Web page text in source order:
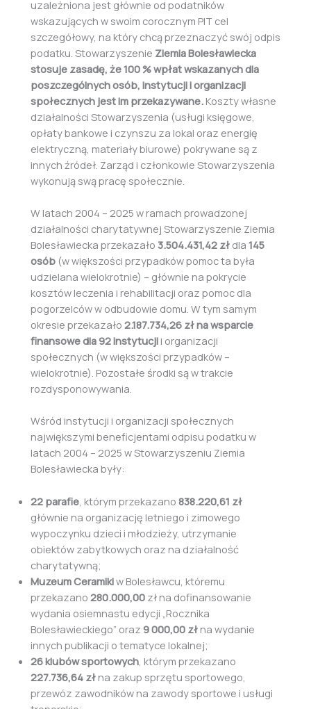
uzależniona jest głównie od podatników
wskazujących w swoim corocznym PIT cel
szczegółowy, na który chcą przeznaczyć swój odpis
podatku. Stowarzyszenie Ziemia Bolesławiecka
stosuje zasadę, że 100 % wpłat wskazanych dla
poszczególnych osób, instytucji i organizacji
społecznych jest im przekazywane. Koszty własne
działalności Stowarzyszenia (usługi księgowe,
opłaty bankowe i czynszu za lokal oraz energię
elektryczną, materiały biurowe) pokrywane są z
innych źródeł. Zarząd i członkowie Stowarzyszenia
wykonują swą pracę społecznie.
W latach 2004 – 2025 w ramach prowadzonej
działalności charytatywnej Stowarzyszenie Ziemia
Bolesławiecka przekazało 3.504.431,42 zł dla 145
osób (w większości przypadków pomoc ta była
udzielana wielokrotnie) – głównie na pokrycie
kosztów leczenia i rehabilitacji oraz pomoc dla
pogorzelców w odbudowie domu. W tym samym
okresie przekazało 2.187.734,26 zł na wsparcie
finansowe dla 92 instytucji i organizacji
społecznych (w większości przypadków –
wielokrotnie). Pozostałe środki są w trakcie
rozdysponowywania.
Wśród instytucji i organizacji społecznych
największymi beneficjentami odpisu podatku w
latach 2004 – 2025 w Stowarzyszeniu Ziemia
Bolesławiecka były:
22 parafie , którym przekazano 838.220,61 zł
głównie na organizację letniego i zimowego
wypoczynku dzieci i młodzieży, utrzymanie
obiektów zabytkowych oraz na działalność
charytatywną;
Muzeum Ceramikiw Bolesławcu, któremu
przekazano 280.000,00 zł na dofinansowanie
wydania osiemnastu edycji „Rocznika
Bolesławieckiego” oraz 9 000,00 zł na wydanie
innych publikacji o tematyce lokalnej;
26 klubów sportowych , którym przekazano
227.736,64 zł na zakup sprzętu sportowego,
przewóz zawodników na zawody sportowe i usługi